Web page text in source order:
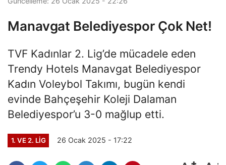
Manavgat Belediyespor Çok Net!
TVF Kadınlar 2. Lig’de mücadele eden
Trendy Hotels Manavgat Belediyespor
Kadın Voleybol Takımı, bugün kendi
evinde Bahçeşehir Koleji Dalaman
Belediyespor’u 3-0 mağlup etti.
1. VE 2. LIG 26 Ocak 2025 - 17:22